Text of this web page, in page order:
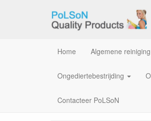
Home Algemene reiniging
Ongediertebestrijding
Contacteer PoLSoN